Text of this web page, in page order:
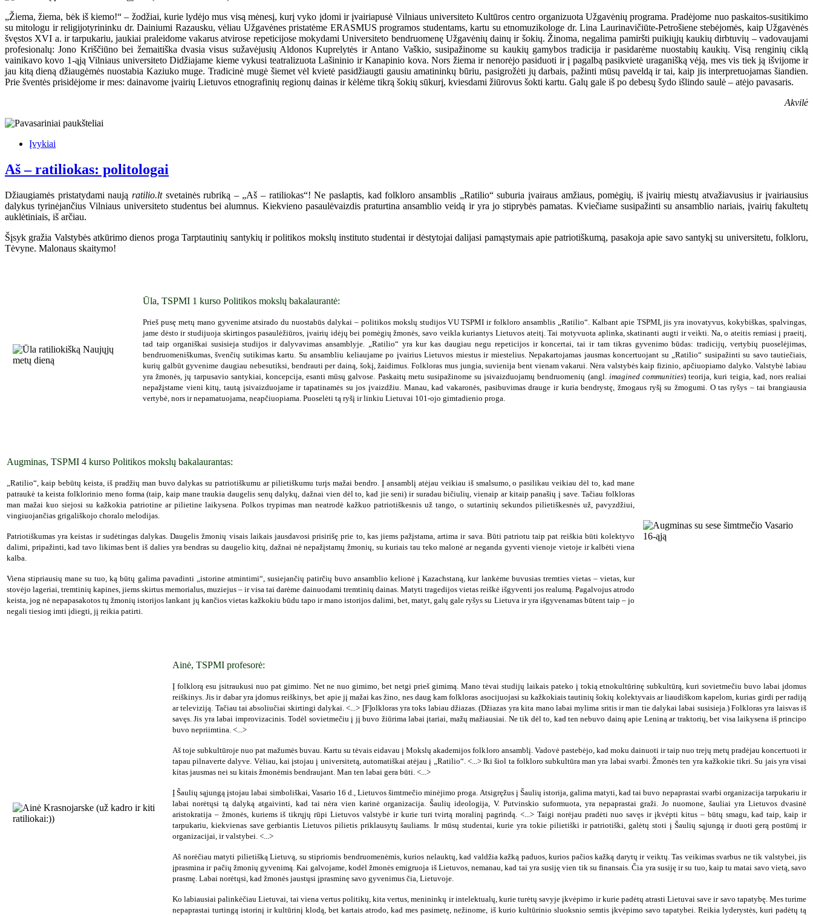
„Žiema, žiema, bėk iš kiemo!“ – žodžiai, kurie lydėjo mus visą mėnesį, kurį vyko įdomi ir įvairiapusė Vilniaus universiteto Kultūros centro organizuota Užgavėnių programa. Pradėjome nuo paskaitos-susitikimo
su mitologu ir religijotyrininku dr. Dainiumi Razausku, vėliau Užgavėnes pristatėme ERASMUS programos studentams, kartu su etnomuzikologe dr. Lina Laurinavičiūte-Petrošiene stebėjomės, kaip Užgavėnės
švęstos XVI a. ir tarpukariu, jaukiai praleidome vakarus atvirose repeticijose mokydami Universiteto bendruomenę Užgavėnių dainų ir šokių. Žinoma, negalima pamiršti puikiųjų kaukių dirbtuvių – vadovaujami
profesionalų: Jono Kriščiūno bei žemaitiška dvasia visus sužavėjusių Aldonos Kuprelytės ir Antano Vaškio, susipažinome su kaukių gamybos tradicija ir pasidarėme nuostabių kaukių. Visą renginių ciklą
vainikavo kovo 1-ąją Vilniaus universiteto Didžiajame kieme vykusi teatralizuota Lašininio ir Kanapinio kova. Nors žiema ir nenorėjo pasiduoti ir į pagalbą pasikvietė uraganišką vėją, mes vis tiek ją išvijome ir
jau kitą dieną džiaugėmės nuostabia Kaziuko muge. Tradicinė mugė šiemet vėl kvietė pasidžiaugti gausiu amatininkų būriu, pasigrožėti jų darbais, pažinti mūsų paveldą ir tai, kaip jis interpretuojamas šiandien.
Prie šventės prisidėjome ir mes: dainavome įvairių Lietuvos etnografinių regionų dainas ir kėlėme tikrą šokių sūkurį, kviesdami žiūrovus šokti kartu. Galų gale iš po debesų šydo išlindo saulė – atėjo pavasaris.
Akvilė
Įvykiai
Aš – ratiliokas: politologai
Džiaugiamės pristatydami naują ratilio.ltsvetainės rubriką – „Aš – ratiliokas“! Ne paslaptis, kad folkloro ansamblis „Ratilio“ suburia įvairaus amžiaus, pomėgių, iš įvairių miestų atvažiavusius ir įvairiausius
dalykus tyrinėjančius Vilniaus universiteto studentus bei alumnus. Kiekvieno pasaulėvaizdis praturtina ansamblio veidą ir yra jo stiprybės pamatas. Kviečiame susipažinti su ansamblio nariais, įvairių fakultetų
auklėtiniais, iš arčiau.
Šįsyk gražia Valstybės atkūrimo dienos proga Tarptautinių santykių ir politikos mokslų instituto studentai ir dėstytojai dalijasi pamąstymais apie patriotiškumą, pasakoja apie savo santykį su universitetu, folkloru,
Tėvyne. Malonaus skaitymo!
Ūla, TSPMI 1 kurso Politikos mokslų bakalaurantė:
Prieš pusę metų mano gyvenime atsirado du nuostabūs dalykai – politikos mokslų studijos VU TSPMI ir folkloro ansamblis „Ratilio“. Kalbant apie TSPMI, jis yra inovatyvus, kokybiškas, spalvingas,
jame dėsto ir studijuoja skirtingos pasaulėžiūros, įvairių idėjų bei pomėgių žmonės, savo veikla kuriantys Lietuvos ateitį. Tai motyvuota aplinka, skatinanti augti ir veikti. Na, o ateitis remiasi į praeitį,
tad taip organiškai susisieja studijos ir dalyvavimas ansamblyje. „Ratilio“ yra kur kas daugiau negu repeticijos ir koncertai, tai ir tam tikras gyvenimo būdas: tradicijų, vertybių puoselėjimas,
bendruomeniškumas, švenčių sutikimas kartu. Su ansambliu keliaujame po įvairius Lietuvos miestus ir miestelius. Nepakartojamas jausmas koncertuojant su „Ratilio“ susipažinti su savo tautiečiais,
kurių galbūt gyvenime daugiau nebesutiksi, bendrauti per dainą, šokį, žaidimus. Folkloras mus jungia, suvienija bent vienam vakarui. Nėra valstybės kaip fizinio, apčiuopiamo dalyko. Valstybė labiau
yra žmonės, jų tarpusavio santykiai, koncepcija, esanti mūsų galvose. Paskaitų metu susipažinome su įsivaizduojamų bendruomenių (angl. imagined communities) teorija, kuri teigia, kad, nors realiai
nepažįstame vieni kitų, tautą įsivaizduojame ir tapatinamės su jos įvaizdžiu. Manau, kad vakaronės, pasibuvimas drauge ir kuria bendrystę, žmogaus ryšį su žmogumi. O tas ryšys – tai brangiausia
vertybė, nors ir nepamatuojama, neapčiuopiama. Puoselėti tą ryšį ir linkiu Lietuvai 101-ojo gimtadienio proga.
Augminas, TSPMI 4 kurso Politikos mokslų bakalaurantas:
„Ratilio“, kaip bebūtų keista, iš pradžių man buvo dalykas su patriotiškumu ar pilietiškumu turįs mažai bendro. Į ansamblį atėjau veikiau iš smalsumo, o pasilikau veikiau dėl to, kad mane
patraukė ta keista folklorinio meno forma (taip, kaip mane traukia daugelis senų dalykų, dažnai vien dėl to, kad jie seni) ir suradau bičiulių, vienaip ar kitaip panašių į save. Tačiau folkloras
man mažai kuo siejosi su kažkokia patriotine ar pilietine laikysena. Polkos trypimas man neatrodė kažkuo patriotiškesnis už tango, o sutartinių sekundos pilietiškesnės už, pavyzdžiui,
vingiuojančias grigališkojo choralo melodijas.
Patriotiškumas yra keistas ir sudėtingas dalykas. Daugelis žmonių visais laikais jausdavosi prisirišę prie to, kas jiems pažįstama, artima ir sava. Būti patriotu taip pat reiškia būti kolektyvo
dalimi, pripažinti, kad tavo likimas bent iš dalies yra bendras su daugelio kitų, dažnai nė nepažįstamų žmonių, su kuriais tau teko malonė ar neganda gyventi vienoje vietoje ir kalbėti viena
kalba.
Viena stipriausių mane su tuo, ką būtų galima pavadinti „istorine atmintimi“, susiejančių patirčių buvo ansamblio kelionė į Kazachstaną, kur lankėme buvusias tremties vietas – vietas, kur
stovėjo lageriai, tremtinių kapines, jiems skirtus memorialus, muziejus – ir visa tai darėme dainuodami tremtinių dainas. Matyti tragedijos vietas reiškė išgyventi jos realumą. Pagalvojus atrodo
keista, jog nė nepapasakotos tų žmonių istorijos lankant jų kančios vietas kažkokiu būdu tapo ir mano istorijos dalimi, bet, matyt, galų gale ryšys su Lietuva ir yra išgyvenamas būtent taip – jo
negali tiesiog imti įdiegti, jį reikia patirti.
Ainė, TSPMI profesorė:
Į folklorą esu įsitraukusi nuo pat gimimo. Net ne nuo gimimo, bet netgi prieš gimimą. Mano tėvai studijų laikais pateko į tokią etnokultūrinę subkultūrą, kuri sovietmečiu buvo labai įdomus
reiškinys. Jis ir dabar yra įdomus reiškinys, bet apie jį mažai kas žino, nes daug kam folkloras asocijuojasi su kažkokiais tautinių šokių kolektyvais ar liaudiškom kapelom, kurias girdi per radiją
ar televiziją. Tačiau tai absoliučiai skirtingi dalykai. <...> [F]olkloras yra toks labiau džiazas. (Džiazas yra kita mano labai mylima sritis ir man tie dalykai labai susisieja.) Folkloras yra laisvas iš
savęs. Jis yra labai improvizacinis. Todėl sovietmečiu į jį buvo žiūrima labai įtariai, mažų mažiausiai. Ne tik dėl to, kad ten nebuvo dainų apie Leniną ar traktorių, bet visa laikysena iš principo
buvo nepriimtina. <...>
Aš toje subkultūroje nuo pat mažumės buvau. Kartu su tėvais eidavau į Mokslų akademijos folkloro ansamblį. Vadovė pastebėjo, kad moku dainuoti ir taip nuo trejų metų pradėjau koncertuoti ir
tapau pilnaverte dalyve. Vėliau, kai įstojau į universitetą, automatiškai atėjau į „Ratilio“. <...> Iki šiol ta folkloro subkultūra man yra labai svarbi. Žmonės ten yra kažkokie tikri. Su jais yra visai
kitas jausmas nei su kitais žmonėmis bendraujant. Man ten labai gera būti. <...>
Į Šaulių sąjungą įstojau labai simboliškai, Vasario 16 d., Lietuvos šimtmečio minėjimo proga. Atsigręžus į Šaulių istorija, galima matyti, kad tai buvo nepaprastai svarbi organizacija tarpukariu ir
labai norėtųsi tą dalyką atgaivinti, kad tai nėra vien karinė organizacija. Šaulių ideologija, V. Putvinskio suformuota, yra nepaprastai graži. Jo nuomone, šauliai yra Lietuvos dvasinė
aristokratija – žmonės, kuriems iš tikrųjų rūpi Lietuvos valstybė ir kurie turi tvirtą moralinį pagrindą. <...> Taigi norėjau pradėti nuo savęs ir įkvėpti kitus – būtų smagu, kad taip, kaip ir
tarpukariu, kiekvienas save gerbiantis Lietuvos pilietis priklausytų šauliams. Ir mūsų studentai, kurie yra tokie pilietiški ir patriotiški, galėtų stoti į Šaulių sąjungą ir duoti gerą postūmį ir
organizacijai, ir valstybei. <...>
Aš norėčiau matyti pilietišką Lietuvą, su stipriomis bendruomenėmis, kurios nelauktų, kad valdžia kažką paduos, kurios pačios kažką darytų ir veiktų. Tas veikimas svarbus ne tik valstybei, jis
įprasmina ir pačių žmonių gyvenimą. Kai galvojame, kodėl žmonės emigruoja iš Lietuvos, nemanau, kad tai yra susiję vien tik su finansais. Čia yra susiję ir su tuo, kaip tu matai savo vietą, savo
prasmę. Labai norėtųsi, kad žmonės jaustųsi įprasminę savo gyvenimus čia, Lietuvoje.
Ko labiausiai palinkėčiau Lietuvai, tai viena vertus politikų, kita vertus, menininkų ir intelektualų, kurie turėtų savyje įkvėpimo ir kurie padėtų atrasti Lietuvai save ir savo tapatybę. Mes turime
nepaprastai turtingą istorinį ir kultūrinį klodą, bet kartais atrodo, kad mes pasimetę, nežinome, iš kurio kultūrinio sluoksnio semtis įkvėpimo savo tapatybei. Reikia lyderystės, kuri padėtų tą